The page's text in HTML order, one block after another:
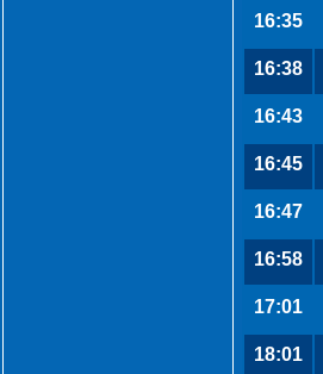
16:35
16:38
16:43
16:45
16:47
16:58
17:01
18:01